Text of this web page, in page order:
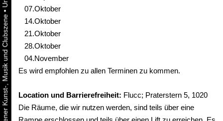
•
07.Oktober
14.Oktober
21.Oktober
28.Oktober
04.November
Es wird empfohlen zu allen Terminen zu kommen.
Location und Barrierefreiheit: Flucc; Praterstern 5, 1020
Die Räume, die wir nutzen werden, sind teils über eine